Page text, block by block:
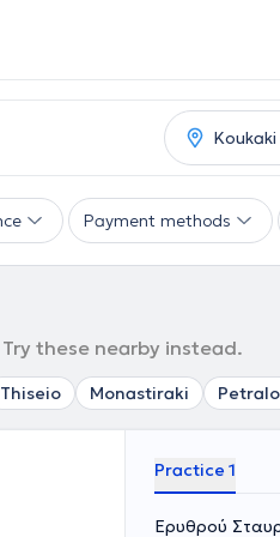
Payment methods
these nearby instead.
Thiseio Monastiraki
Practice 1
Ερυθρού